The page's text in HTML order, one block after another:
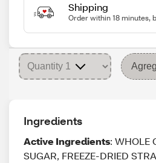
Shipping
Order within 18 minutes,
Ingredients
Active Ingredients: WHOLE
SUGAR, FREEZE-DRIED